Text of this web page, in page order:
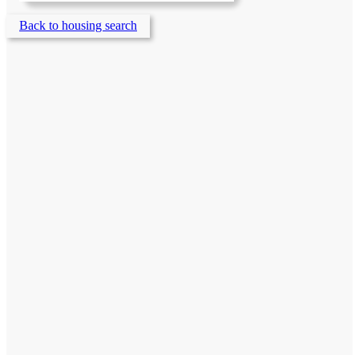
Back to housing search